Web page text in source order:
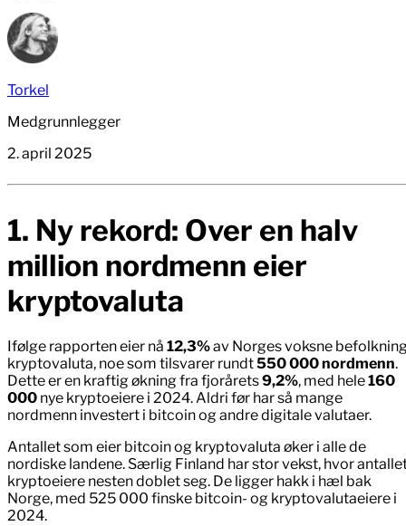
Torkel
Medgrunnlegger
2. april 2025
1. Ny rekord: Over en halv
million nordmenn eier
kryptovaluta
Ifølge rapporten eier nå 12,3%av Norges voksne
kryptovaluta, noe som tilsvarer rundt550 000 nordmenn.
Dette er en kraftig økning fra fjorårets9,2%, med hele160
000 nye kryptoeiere i 2024. Aldri før har så mange
nordmenn investert i bitcoin og andre digitale valutaer.
Antallet som eier bitcoin og kryptovaluta øker i alle de
nordiske landene. Særlig Finland har stor vekst, hvor
kryptoeiere nesten doblet seg. De ligger hakk i hæl bak
Norge, med 525 000 finske bitcoin- og kryptovalutaeiere i
2024.